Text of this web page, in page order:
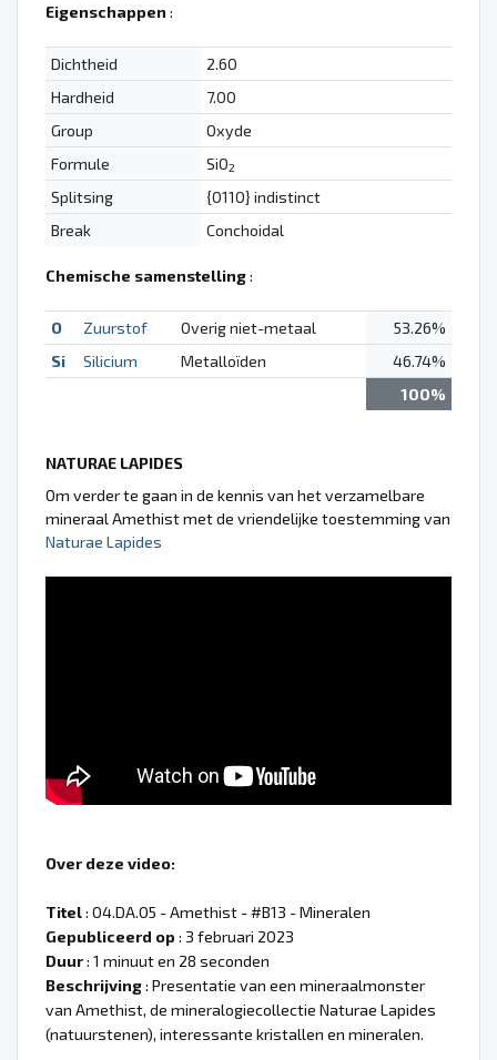
Eigenschappen :
Dichtheid
2.60
Hardheid
7.00
Group
Oxyde
Formule
SiO2
Splitsing
{0110} indistinct
Break
Conchoidal
Chemische samenstelling:
O Zuurstof Overig niet-metaal
53.26%
Si
Silicium Metalloïden
46.74%
100%
NATURAE LAPIDES
Om verder te gaan in de kennis van het verzamelbare
mineraal Amethist met de vriendelijke toestemming van
Naturae Lapides
Over deze video:
Titel: 04.DA.05 - Amethist - #B13 - Mineralen
Gepubliceerd op : 3 februari 2023
Duur: 1 minuut en 28 seconden
Beschrijving: Presentatie van een mineraalmonster
van Amethist, de mineralogiecollectie Naturae Lapides
(natuurstenen), interessante kristallen en mineralen.